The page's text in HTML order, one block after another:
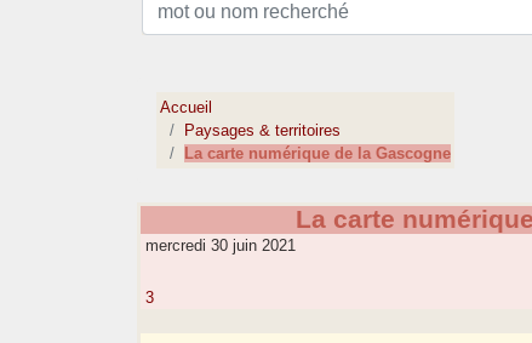
Accueil
Paysages & territoires
La carte numérique de la Gascogne
La carte
mercredi 30 juin 2021
3